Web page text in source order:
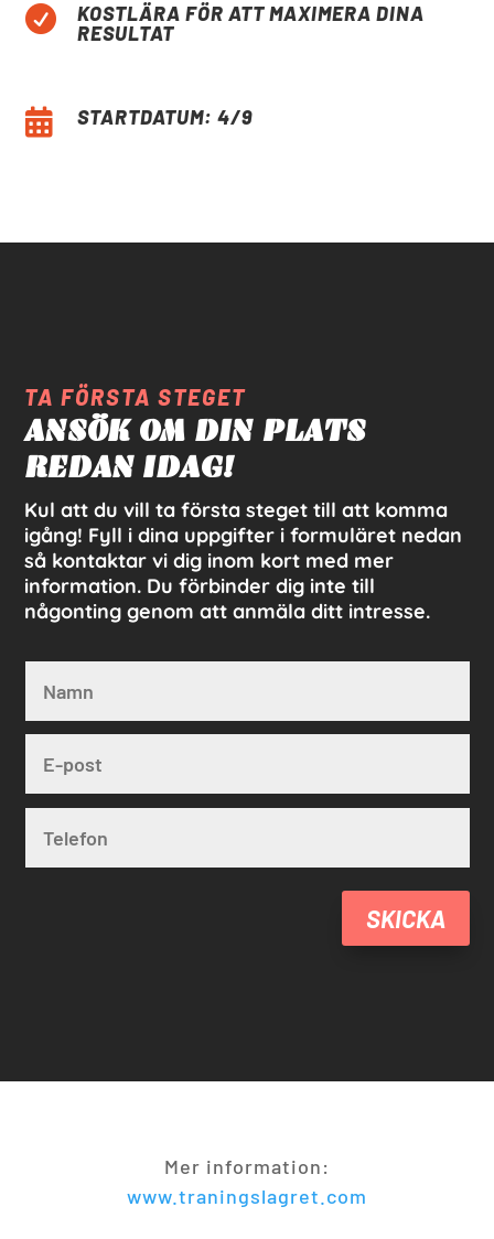

KOSTLÄRA FÖR ATT MAXIMERA DINA
RESULTAT
 STARTDATUM: 4/9
TA FÖRSTA STEGET
ANSÖK OM DIN PLATS
REDAN IDAG!
Kul att du vill ta första steget till att komma
igång! Fyll i dina uppgifter i formuläret nedan
så kontaktar vi dig inom kort med mer
information. Du förbinder dig inte till
någonting genom att anmäla ditt intresse.
SKICKA
Mer information:
www.traningslagret.com